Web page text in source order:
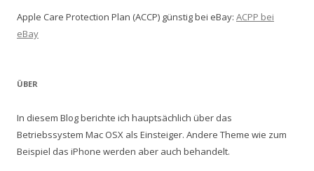
Apple Care Protection Plan (ACCP) günstig bei eBay: ACPP bei
eBay
ÜBER
In diesem Blog berichte ich hauptsächlich über das
Betriebssystem Mac OSX als Einsteiger. Andere Theme wie zum
Beispiel das iPhone werden aber auch behandelt.